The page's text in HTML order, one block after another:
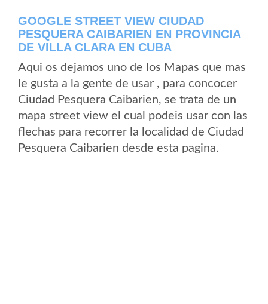
GOOGLE STREET VIEW CIUDAD
PESQUERA CAIBARIEN EN PROVINCIA
DE VILLA CLARA EN CUBA
Aqui os dejamos uno de los Mapas que mas
le gusta a la gente de usar , para concocer
Ciudad Pesquera Caibarien, se trata de un
mapa street view el cual podeis usar con las
flechas para recorrer la localidad de Ciudad
Pesquera Caibarien desde esta pagina.